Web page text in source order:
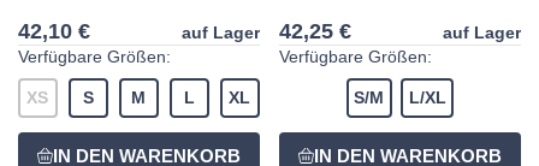
42,10 €
auf Lager
Verfügbare Größen:
XS S M L XL
42,25 €
auf Lager
Verfügbare Größen:
S/M L/XL